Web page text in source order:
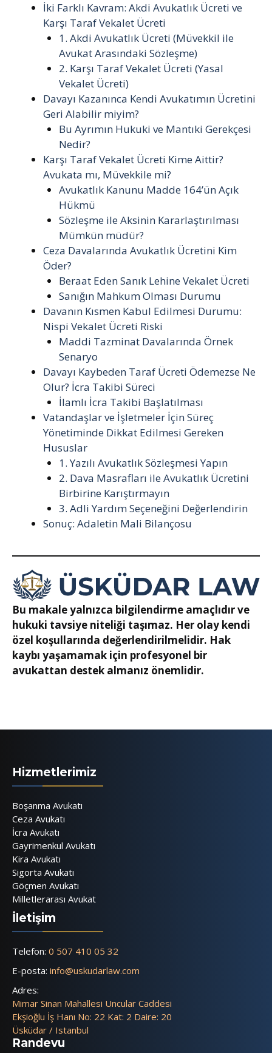
İki Farklı Kavram: Akdi Avukatlık Ücreti ve
Karşı Taraf Vekalet Ücreti
1. Akdi Avukatlık Ücreti (Müvekkil ile
Avukat Arasındaki Sözleşme)
2. Karşı Taraf Vekalet Ücreti (Yasal
Vekalet Ücreti)
Davayı Kazanınca Kendi Avukatımın Ücretini
Geri Alabilir miyim?
Bu Ayrımın Hukuki ve Mantıki Gerekçesi
Nedir?
Karşı Taraf Vekalet Ücreti Kime Aittir?
Avukata mı, Müvekkile mi?
Avukatlık Kanunu Madde 164’ün Açık
Hükmü
Sözleşme ile Aksinin Kararlaştırılması
Mümkün müdür?
Ceza Davalarında Avukatlık Ücretini Kim
Öder?
Beraat Eden Sanık Lehine Vekalet Ücreti
Sanığın Mahkum Olması Durumu
Davanın Kısmen Kabul Edilmesi Durumu:
Nispi Vekalet Ücreti Riski
Maddi Tazminat Davalarında Örnek
Senaryo
Davayı Kaybeden Taraf Ücreti Ödemezse Ne
Olur? İcra Takibi Süreci
İlamlı İcra Takibi Başlatılması
Vatandaşlar ve İşletmeler İçin Süreç
Yönetiminde Dikkat Edilmesi Gereken
Hususlar
1. Yazılı Avukatlık Sözleşmesi Yapın
2. Dava Masrafları ile Avukatlık Ücretini
Birbirine Karıştırmayın
3. Adli Yardım Seçeneğini Değerlendirin
Sonuç: Adaletin Mali Bilançosu
Bu makale yalnızca bilgilendirme amaçlıdır ve
hukuki tavsiye niteliği taşımaz. Her olay kendi
özel koşullarında değerlendirilmelidir. Hak
kaybı yaşamamak için profesyonel bir
avukattan destek almanız önemlidir.
Hizmetlerimiz
Boşanma Avukatı
Ceza Avukatı
İcra Avukatı
Gayrimenkul Avukatı
Kira Avukatı
Sigorta Avukatı
Göçmen Avukatı
Milletlerarası Avukat
İletişim
Telefon: 0 507 410 05 32
E-posta: info@uskudarlaw.com
Adres:
Mimar Sinan Mahallesi Uncular Caddesi
Ekşioğlu İş Hanı No: 22 Kat: 2 Daire: 20
Üsküdar / Istanbul
Randevu